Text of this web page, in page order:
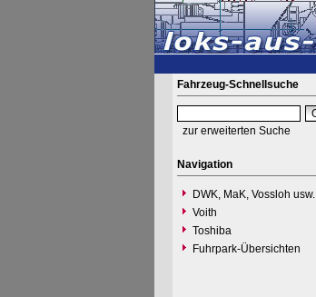
Fahrzeug-Schnellsuche
zur erweiterten Suche
Navigation
DWK, MaK, Vossloh usw.
Voith
Toshiba
Fuhrpark-Übersichten